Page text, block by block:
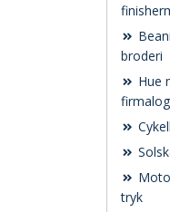
broderi
Hue
tryk